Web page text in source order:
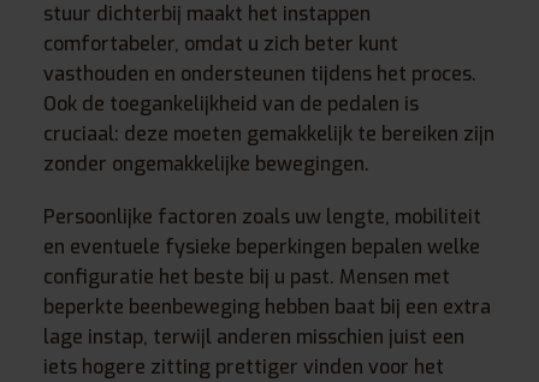
stuur dichterbij maakt het instappen
comfortabeler, omdat u zich beter kunt
vasthouden en ondersteunen tijdens het proces.
Ook de toegankelijkheid van de pedalen is
cruciaal: deze moeten gemakkelijk te bereiken zijn
zonder ongemakkelijke bewegingen.
Persoonlijke factoren zoals uw lengte, mobiliteit
en eventuele fysieke beperkingen bepalen welke
configuratie het beste bij u past. Mensen met
beperkte beenbeweging hebben baat bij een extra
lage instap, terwijl anderen misschien juist een
iets hogere zitting prettiger vinden voor het